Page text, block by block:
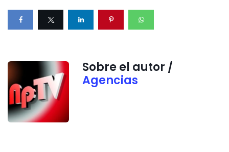
Sobre el autor /
Agencias